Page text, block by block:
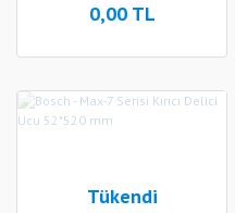
0,00 TL
Tükendi